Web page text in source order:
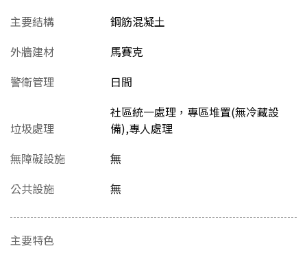
主要結構
鋼筋混凝土
外牆建材
馬賽克
警衛管理
日間
垃圾處理
社區統一處理，專區堆置(無冷藏設
備),專人處理
無障礙設施
無
公共設施
無
主要特色